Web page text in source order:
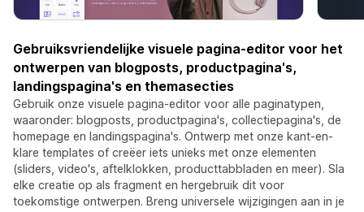
Gebruiksvriendelijke visuele pagina-editor voor het
ontwerpen van blogposts, productpagina's,
landingspagina's en themasecties
Gebruik onze visuele pagina-editor voor alle paginatypen,
waaronder: blogposts, productpagina's, collectiepagina's, de
homepage en landingspagina's. Ontwerp met onze kant-en-
klare templates of creëer iets unieks met onze elementen
(sliders, video's, aftelklokken, producttabbladen en meer). Sla
elke creatie op als fragment en hergebruik dit voor
toekomstige ontwerpen. Breng universele wijzigingen aan in je